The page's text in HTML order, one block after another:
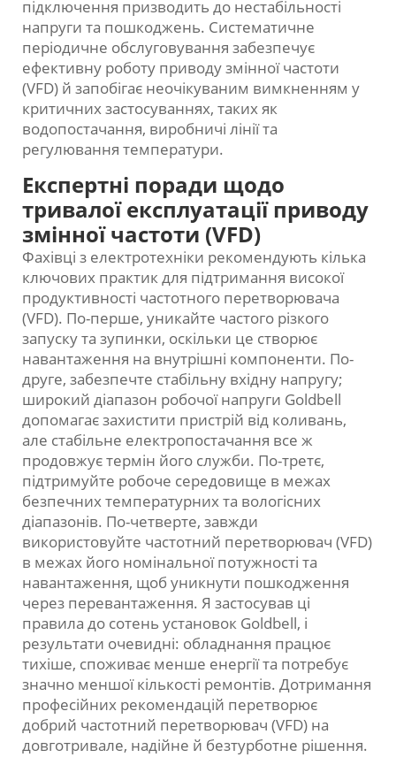
підключення призводить до нестабільності
напруги та пошкоджень. Систематичне
періодичне обслуговування забезпечує
ефективну роботу приводу змінної частоти
(VFD) й запобігає неочікуваним вимкненням у
критичних застосуваннях, таких як
водопостачання, виробничі лінії та
регулювання температури.
Експертні поради щодо
тривалої експлуатації приводу
змінної частоти (VFD)
Фахівці з електротехніки рекомендують кілька
ключових практик для підтримання високої
продуктивності частотного перетворювача
(VFD). По-перше, уникайте частого різкого
запуску та зупинки, оскільки це створює
навантаження на внутрішні компоненти. По-
друге, забезпечте стабільну вхідну напругу;
широкий діапазон робочої напруги Goldbell
допомагає захистити пристрій від коливань,
але стабільне електропостачання все ж
продовжує термін його служби. По-третє,
підтримуйте робоче середовище в межах
безпечних температурних та вологісних
діапазонів. По-четверте, завжди
використовуйте частотний перетворювач (VFD)
в межах його номінальної потужності та
навантаження, щоб уникнути пошкодження
через перевантаження. Я застосував ці
правила до сотень установок Goldbell, і
результати очевидні: обладнання працює
тихіше, споживає менше енергії та потребує
значно меншої кількості ремонтів. Дотримання
професійних рекомендацій перетворює
добрий частотний перетворювач (VFD) на
довготривале, надійне й безтурботне рішення.